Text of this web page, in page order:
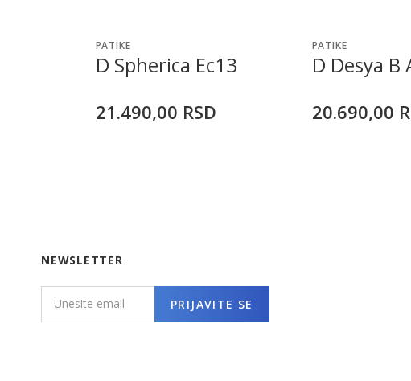
PATIKE
D Spherica Ec13
21.490,00 RSD
PATIKE
D Desya B
20.690,00
NEWSLETTER
PRIJAVITE SE